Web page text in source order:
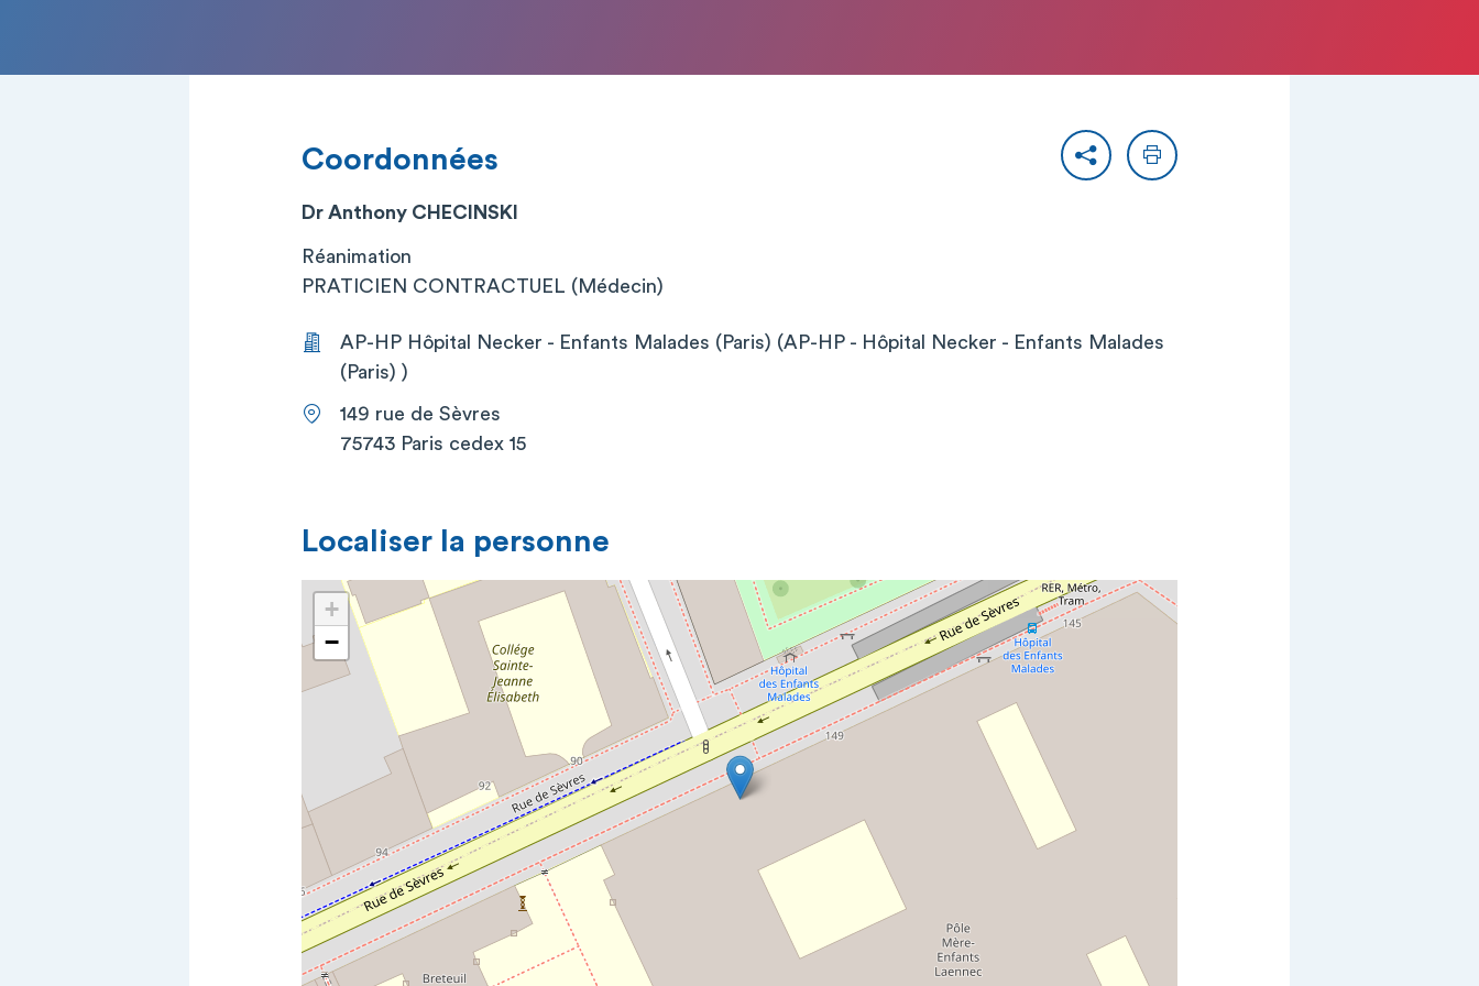
PartagerImprimer
Coordonnées
Dr Anthony CHECINSKI
Réanimation
PRATICIEN CONTRACTUEL (Médecin)
AP-HP Hôpital Necker - Enfants Malades (Paris) (AP-HP - Hôpital Necker - Enfants Malades
(Paris) )
149 rue de Sèvres
75743 Paris cedex 15
Localiser la personne
+
−